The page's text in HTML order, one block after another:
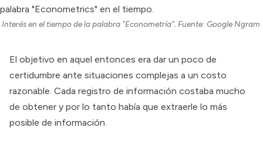
Interés en el tiempo de la palabra "Econometría". Fuente: Google Ngram
El objetivo en aquel entonces era dar un poco de
certidumbre ante situaciones complejas a un costo
razonable. Cada registro de información costaba mucho
de obtener y por lo tanto había que extraerle lo más
posible de información.